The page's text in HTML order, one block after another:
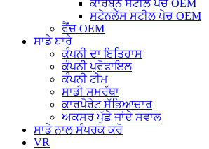
ਕਾਰਬਨ ਸਟੀਲ ਪੇਚ OEM
ਸਟੇਨਲੈੱਸ ਸਟੀਲ ਪੇਚ OEM
ਰੈਂਚ OEM
ਸਾਡੇ ਬਾਰੇ
ਕੰਪਨੀ ਦਾ ਇਤਿਹਾਸ
ਕੰਪਨੀ ਪ੍ਰੋਫਾਇਲ
ਕੰਪਨੀ ਟੀਮ
ਸਾਡੀ ਸਮਰੱਥਾ
ਕਾਰਪੋਰੇਟ ਸੱਭਿਆਚਾਰ
ਅਕਸਰ ਪੁੱਛੇ ਜਾਂਦੇ ਸਵਾਲ
ਸਾਡੇ ਨਾਲ ਸੰਪਰਕ ਕਰੋ
VR